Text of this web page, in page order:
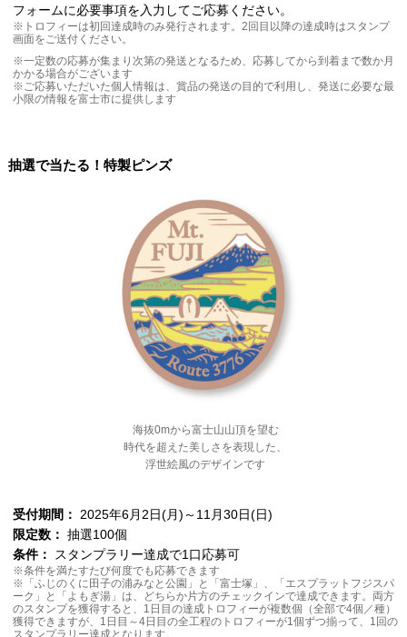
フォームに必要事項を入力してご応募ください。
※トロフィーは初回達成時のみ発行されます。2回目以降の達成時はスタンプ
画面をご送付ください。
※一定数の応募が集まり次第の発送となるため、応募してから到着まで数か月
かかる場合がございます
※ご応募いただいた個人情報は、賞品の発送の目的で利用し、発送に必要な最
小限の情報を富士市に提供します
抽選で当たる！特製ピンズ
海抜0mから富士山山頂を望む
時代を超えた美しさを表現した、
浮世絵風のデザインです
受付期間： 2025年6月2日(月)～11月30日(日)
限定数： 抽選100個
条件：
スタンプラリー達成で1口応募可
※条件を満たすたび何度でも応募できます
※「ふじのくに田子の浦みなと公園」と「富士塚」、「エスプラットフジスパ
ーク」と「よもぎ湯」は、どちらか片方のチェックインで達成できます。両方
のスタンプを獲得すると、1日目の達成トロフィーが複数個（全部で4個／種）
獲得できますが、1日目～4日目の全工程のトロフィーが1個ずつ揃って、1回の